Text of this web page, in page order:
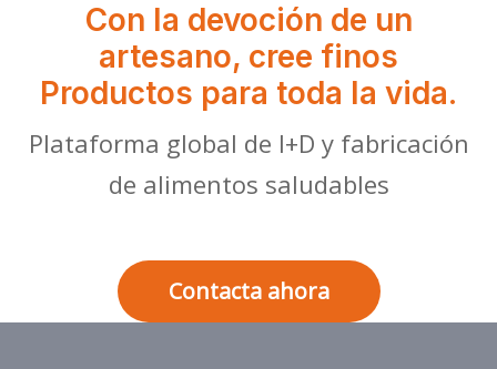
Con la devoción de un
artesano, cree finos
Productos para toda la vida.
Plataforma global de I+D y fabricación
de alimentos saludables
Contacta ahora